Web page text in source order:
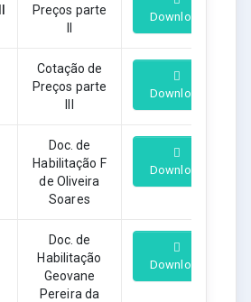
Preços parte
Download
Cotação de
Preços parte
Download
Doc. de
Habilitação F
de Oliveira
Soares
Download
Doc. de
Habilitação
Geovane
Pereira da
Download